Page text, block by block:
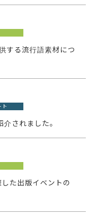
する流行語素材につ
ト
されました。
た出版イベントの